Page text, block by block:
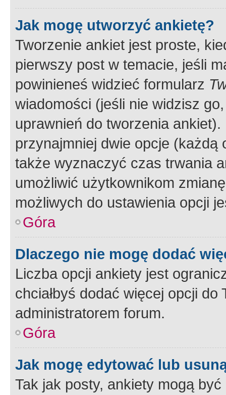
Jak mogę utworzyć ankietę?
Tworzenie ankiet jest proste,
pierwszy post w temacie, jeśli
powinieneś widzieć formularz
wiadomości (jeśli nie widzisz
uprawnień do tworzenia
przynajmniej dwie opcje
także wyznaczyć czas trwania
umożliwić użytkownikom
możliwych do ustawienia opcji
Góra
Dlaczego nie mogę dodać
Liczba opcji ankiety jest
chciałbyś dodać więcej opcji
administratorem forum.
Góra
Jak mogę edytować lub
Tak jak posty, ankiety mogą